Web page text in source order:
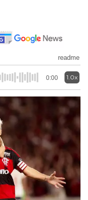
readme
0:00 1.0x